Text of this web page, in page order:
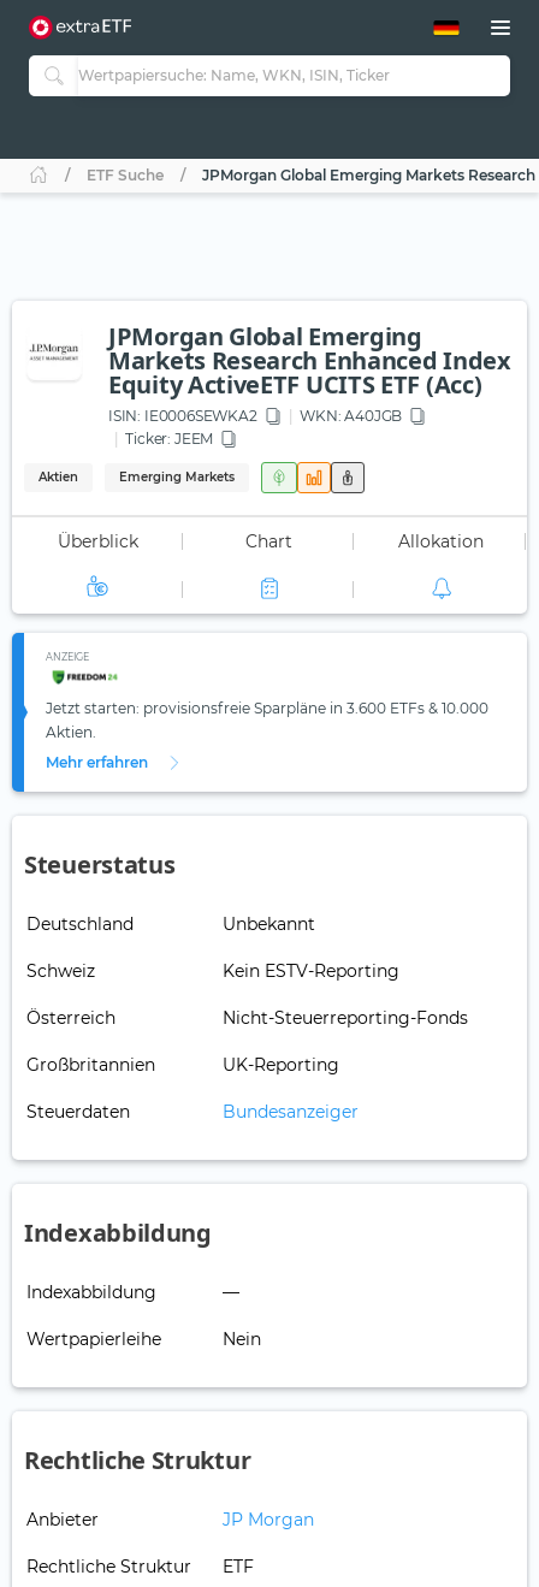
ETF-Guide 2.0
Guide Aktive ETFs
ETF-Sparpläne
ETF Suche JPMorgan Global Emerging Markets
JPMorgan Global Emerging
Markets Research Enhanced Index
Equity ActiveETF UCITS ETF (Acc)
ISIN: IE0006SEWKA2 WKN: A40JGB
Ticker: JEEM
Aktien Emerging Markets
Überblick Chart Allokation
ANZEIGE
Jetzt starten: provisionsfreie Sparpläne in 3.600 ETFs & 10.000
Aktien.
Mehr erfahren
Steuerstatus
Deutschland Unbekannt
Schweiz Kein ESTV-Reporting
Österreich Nicht-Steuerreporting-Fonds
Großbritannien UK-Reporting
Steuerdaten Bundesanzeiger
Indexabbildung
Indexabbildung —
Wertpapierleihe Nein
Rechtliche Struktur
Anbieter JP Morgan
Rechtliche Struktur ETF